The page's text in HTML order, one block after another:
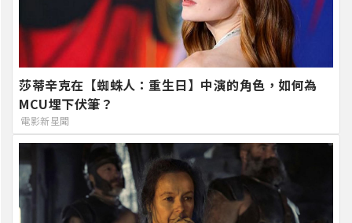
莎蒂辛克在【蜘蛛人：重生日】中演的角色，如何為
MCU埋下伏筆？
電影新星聞